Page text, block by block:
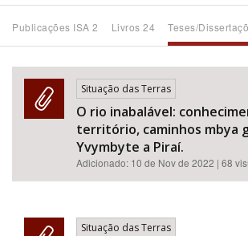
Subtema
Área de Levantamento
Área Protegida
Publicações ISA 2 Livros 24 Teses/
Situação das Terras
O rio inabalável:
território, caminhos mbya
Yvymbyte a Piraí.
Adicionado: 10 de Nov de 2022 | 68
Situação das Terras